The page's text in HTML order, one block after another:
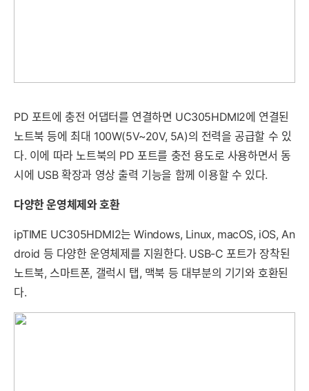
PD 포트에 충전 어댑터를 연결하면 UC305HDMI2에 연결된
노트북 등에 최대 100W(5V~20V, 5A)의 전력을 공급할 수 있
다. 이에 따라 노트북의 PD 포트를 충전 용도로 사용하면서 동
시에 USB 확장과 영상 출력 기능을 함께 이용할 수 있다.
다양한 운영체제와 호환
ipTIME UC305HDMI2는 Windows, Linux, macOS, iOS, An
droid 등 다양한 운영체제를 지원한다. USB-C 포트가 장착된
노트북, 스마트폰, 갤럭시 탭, 맥북 등 대부분의 기기와 호환된
다.